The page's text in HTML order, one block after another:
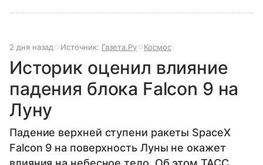
2 дня назад Источник: Газета.Ру Космос
Историк оценил влияние
падения блока Falcon 9 на
Луну
Падение верхней ступени ракеты SpaceX
Falcon 9 на поверхность Луны не окажет